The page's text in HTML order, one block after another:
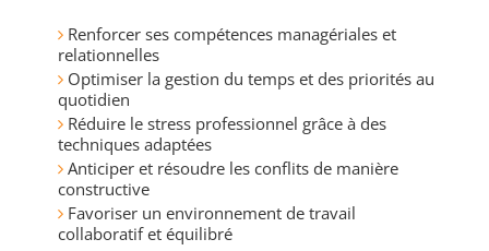
Renforcer ses compétences managériales et
relationnelles
Optimiser la gestion du temps et des priorités au
quotidien
Réduire le stress professionnel grâce à des
techniques adaptées
Anticiper et résoudre les conflits de manière
constructive
Favoriser un environnement de travail
collaboratif et équilibré